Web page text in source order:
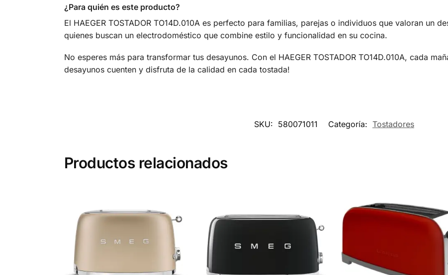
¿Para quién es este producto?
El HAEGER TOSTADOR TO14D.010A es perfecto para familias, parejas o individuos que valoran un
quienes buscan un electrodoméstico que combine estilo y funcionalidad en su cocina.
No esperes más para transformar tus desayunos. Con el HAEGER TOSTADOR TO14D.010A, cada
desayunos cuenten y disfruta de la calidad en cada tostada!
SKU: 580071011 Categoría: Tostadores
Productos relacionados